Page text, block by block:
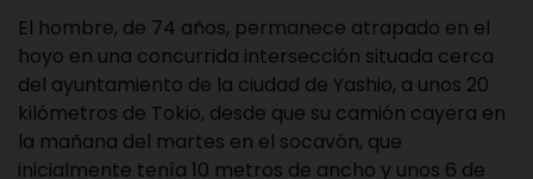
El hombre, de 74 años, permanece atrapado en el
hoyo en una concurrida intersección situada cerca
del ayuntamiento de la ciudad de Yashio, a unos 20
kilómetros de Tokio, desde que su camión cayera en
la mañana del martes en el socavón, que
inicialmente tenía 10 metros de ancho y unos 6 de